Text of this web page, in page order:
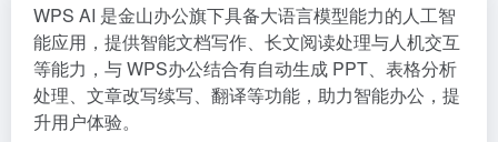
WPS AI 是金山办公旗下具备大语言模型能力的人工智
能应用，提供智能文档写作、长文阅读处理与人机交互
等能力，与 WPS办公结合有自动生成 PPT、表格分析
处理、文章改写续写、翻译等功能，助力智能办公，提
升用户体验。